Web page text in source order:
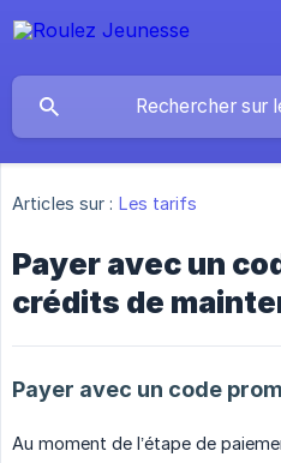
Articles sur : Les tarifs
Payer avec un
crédits de
Payer avec un code
Au moment de l’étape de